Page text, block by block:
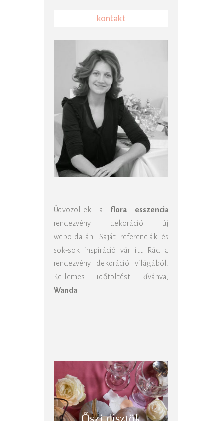
kontakt
Üdvözöllek aflora esszencia
rendezvény dekoráció új
weboldalán. Saját referenciák és
sok-sok inspiráció vár itt Rád a
rendezvény dekoráció világából.
Kellemes időtöltést kívánva,
Wanda
Őszi dísztök